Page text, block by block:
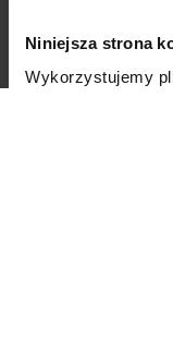
Niniejsza strona
Wykorzystujemy